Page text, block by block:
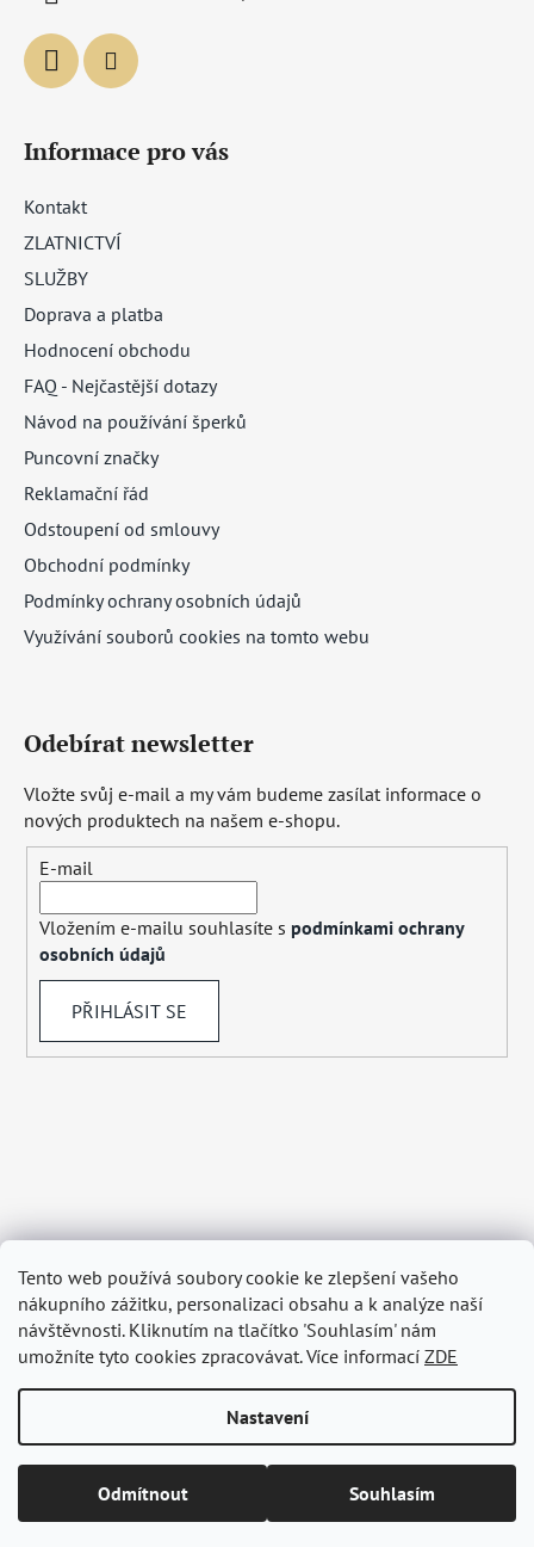
Tento web používá soubory cookie ke zlepšení vašeho
nákupního zážitku, personalizaci obsahu a k analýze naší
návštěvnosti. Kliknutím na tlačítko 'Souhlasím' nám
umožníte tyto cookies zpracovávat. Více informací ZDE
Nastavení
Odmítnout Souhlasím
Informace pro vás
Kontakt
ZLATNICTVÍ
SLUŽBY
Doprava a platba
Hodnocení obchodu
FAQ - Nejčastější dotazy
Návod na používání šperků
Puncovní značky
Reklamační řád
Odstoupení od smlouvy
Obchodní podmínky
Podmínky ochrany osobních údajů
Využívání souborů cookies na tomto webu
Odebírat newsletter
Vložte svůj e-mail a my vám budeme zasílat informace o
nových produktech na našem e-shopu.
E-mail
Vložením e-mailu souhlasíte s podmínkami ochrany
osobních údajů
PŘIHLÁSIT SE
Vytvořil Shoptet
Copyright 2026BELAGRY.cz
. Všechna práva vyhrazena.
Upravit nastavení cookies